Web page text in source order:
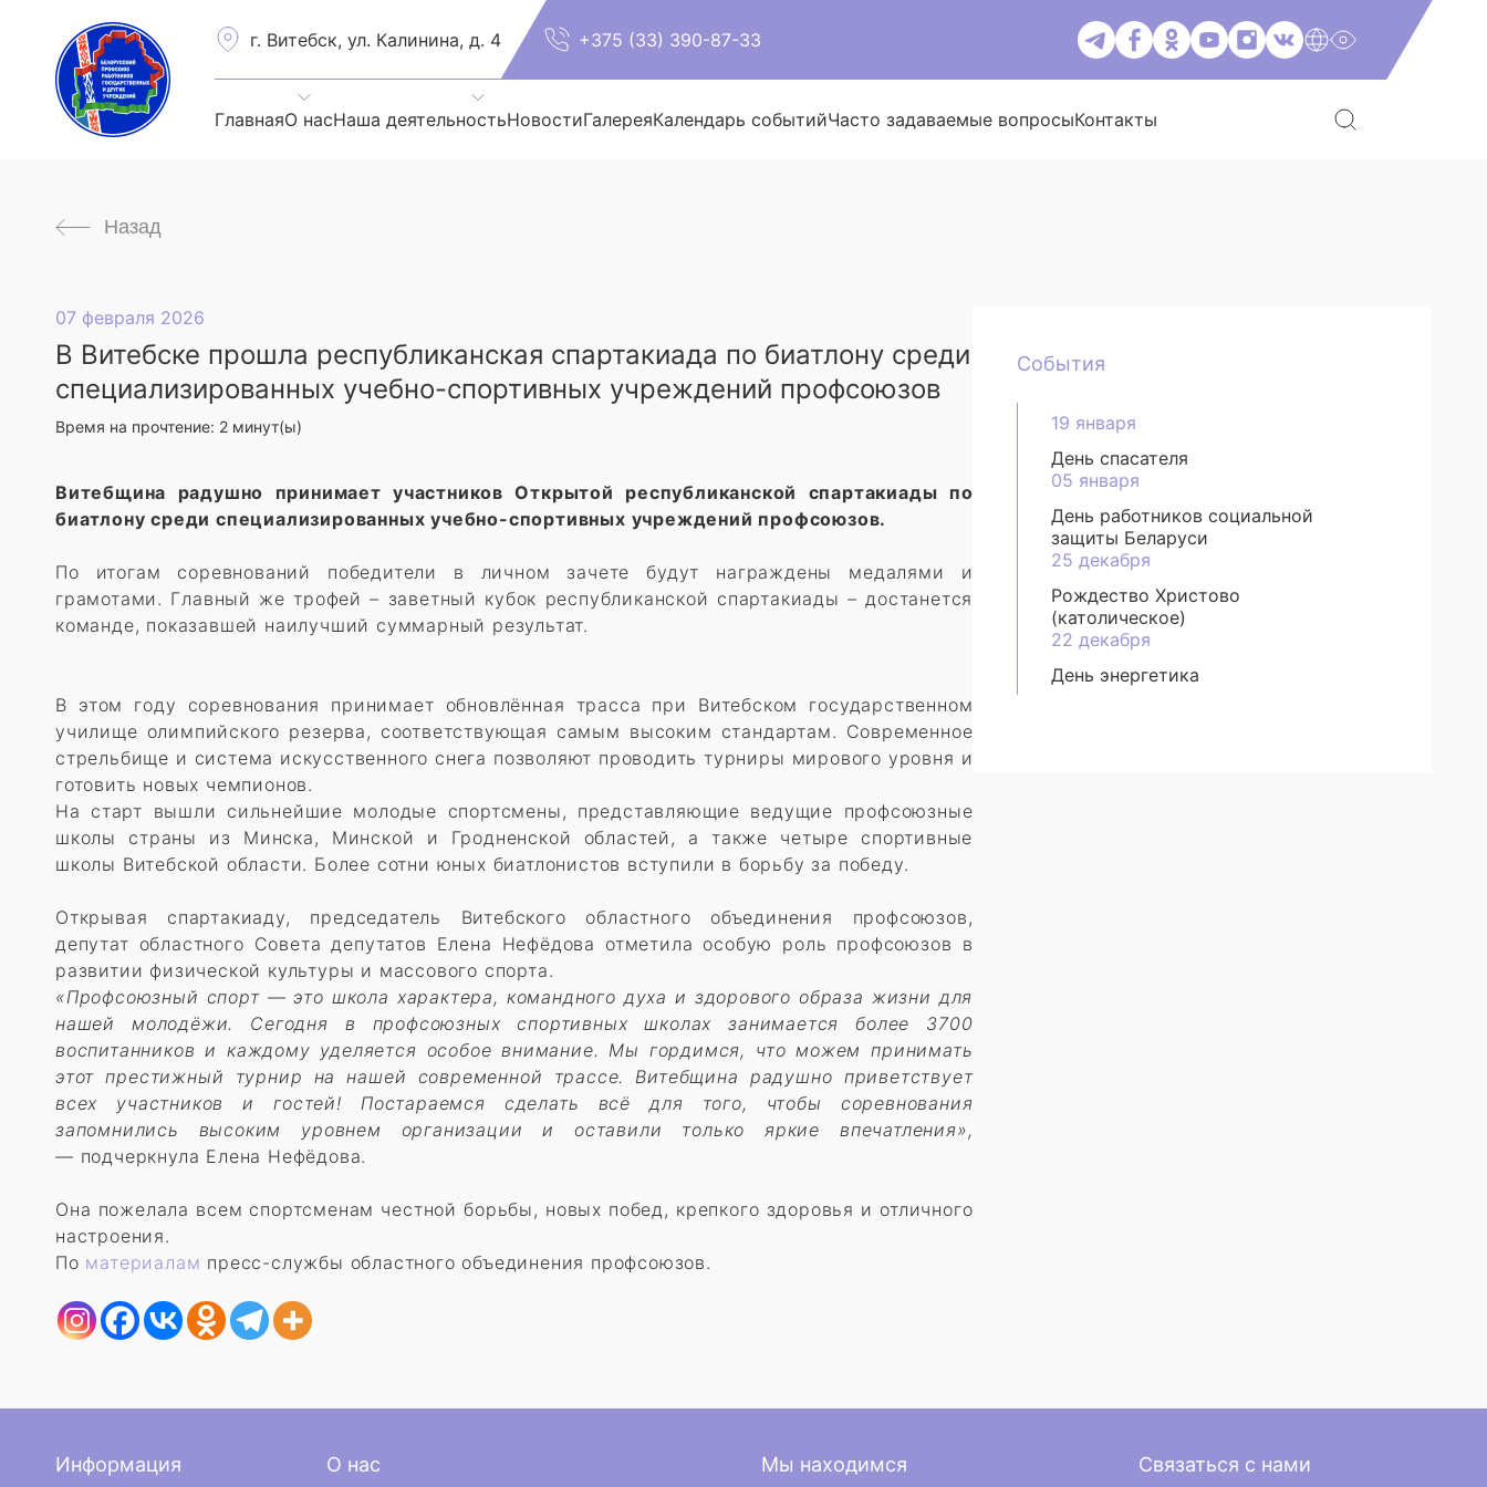
г. Витебск, ул. Калинина, д. 4 +375 (33) 390-87-33
ГлавнаяО насНаша деятельностьНовостиГалереяКалендарь событийЧасто задаваемые вопросыКонтакты
Назад
07 февраля 2026
В Витебске прошла республиканская спартакиада по биатлону среди
специализированных учебно-спортивных учреждений профсоюзов
Время на прочтение: 2 минут(ы)
Витебщина радушно принимает участников Открытой республиканской спартакиады по
биатлону среди специализированных учебно-спортивных учреждений профсоюзов.
По итогам соревнований победители в личном зачете будут награждены медалями и
грамотами. Главный же трофей – заветный кубок республиканской спартакиады – достанется
команде, показавшей наилучший суммарный результат.
В этом году соревнования принимает обновлённая трасса при Витебском государственном
училище олимпийского резерва, соответствующая самым высоким стандартам. Современное
стрельбище и система искусственного снега позволяют проводить турниры мирового уровня и
готовить новых чемпионов.
На старт вышли сильнейшие молодые спортсмены, представляющие ведущие профсоюзные
школы страны из Минска, Минской и Гродненской областей, а также четыре спортивные
школы Витебской области. Более сотни юных биатлонистов вступили в борьбу за победу.
Открывая спартакиаду, председатель Витебского областного объединения профсоюзов,
депутат областного Совета депутатов Елена Нефёдова отметила особую роль профсоюзов в
развитии физической культуры и массового спорта.
«Профсоюзный спорт — это школа характера, командного духа и здорового образа жизни для
нашей молодёжи. Сегодня в профсоюзных спортивных школах занимается более 3700
воспитанников и каждому уделяется особое внимание. Мы гордимся, что можем принимать
этот престижный турнир на нашей современной трассе. Витебщина радушно приветствует
всех участников и гостей! Постараемся сделать всё для того, чтобы соревнования
запомнились высоким уровнем организации и оставили только яркие впечатления»,
— подчеркнула Елена Нефёдова.
Она пожелала всем спортсменам честной борьбы, новых побед, крепкого здоровья и отличного
настроения.
По материалам пресс-службы областного объединения профсоюзов.
События
19 января
День спасателя
05 января
День работников социальной
защиты Беларуси
25 декабря
Рождество Христово
(католическое)
22 декабря
День энергетика
Информация О нас Мы находимся Связаться с нами